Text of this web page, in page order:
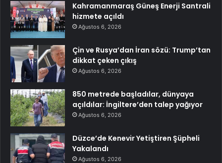
Kahramanmaraş Güneş Enerji Santrali
hizmete açıldı
Ağustos 6, 2026
Çin ve Rusya’dan İran sözü: Trump’tan
dikkat çeken çıkış
Ağustos 6, 2026
850 metrede başladılar, dünyaya
açıldılar: İngiltere’den talep yağıyor
Ağustos 6, 2026
Düzce’de Kenevir Yetiştiren Şüpheli
Yakalandı
Ağustos 6, 2026